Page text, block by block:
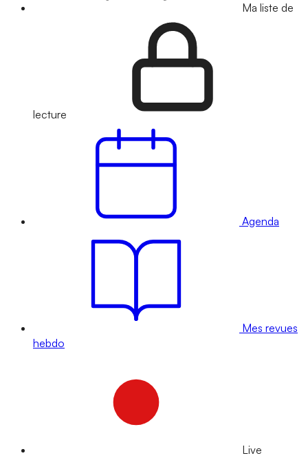
Ma liste de
lecture
Agenda
Mes revues
hebdo
Live